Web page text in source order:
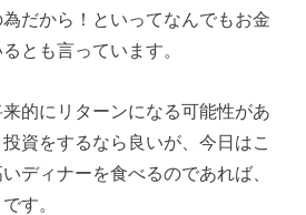
為だから！といってなんでもお金
とも言っています。
的にリターンになる可能性があ
資をするなら良いが、今日はこ
ディナーを食べるのであれば、
す。